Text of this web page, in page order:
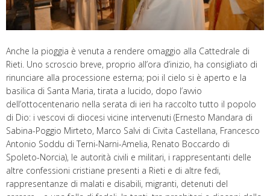
Anche la pioggia è venuta a rendere omaggio alla Cattedrale di
Rieti. Uno scroscio breve, proprio all’ora d’inizio, ha consigliato di
rinunciare alla processione esterna; poi il cielo si è aperto e la
basilica di Santa Maria, tirata a lucido, dopo l’avvio
dell’ottocentenario nella serata di ieri ha raccolto tutto il popolo
di Dio: i vescovi di diocesi vicine intervenuti (Ernesto Mandara di
Sabina-Poggio Mirteto, Marco Salvi di Civita Castellana, Francesco
Antonio Soddu di Terni-Narni-Amelia, Renato Boccardo di
Spoleto-Norcia), le autorità civili e militari, i rappresentanti delle
altre confessioni cristiane presenti a Rieti e di altre fedi,
rappresentanze di malati e disabili, migranti, detenuti del